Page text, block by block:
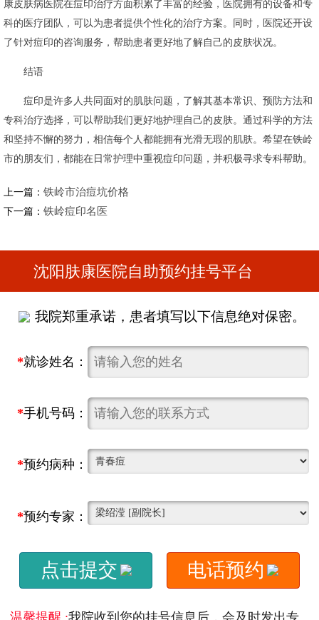
康皮肤病医院在痘印治疗方面积累了丰富的经验，医院拥有的设备和专
科的医疗团队，可以为患者提供个性化的治疗方案。同时，医院还开设
了针对痘印的咨询服务，帮助患者更好地了解自己的皮肤状况。
结语
痘印是许多人共同面对的肌肤问题，了解其基本常识、预防方法和
专科治疗选择，可以帮助我们更好地护理自己的皮肤。通过科学的方法
和坚持不懈的努力，相信每个人都能拥有光滑无瑕的肌肤。希望在铁岭
市的朋友们，都能在日常护理中重视痘印问题，并积极寻求专科帮助。
上一篇：铁岭市治痘坑价格
下一篇：铁岭痘印名医
沈阳肤康医院自助预约挂号平台
我院郑重承诺，患者填写以下信息绝对保密。
*就诊姓名：
*手机号码：
*预约病种：
*预约专家：
点击提交 电话预约